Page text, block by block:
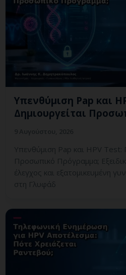
Υπενθύμιση Pap και
Δημιουργείται
Υπενθύμιση Pap και HPV Test:
Προσωπικό Πρόγραμμα;
έλεγχος και εξατομικευμένη
στη Γλυφάδ